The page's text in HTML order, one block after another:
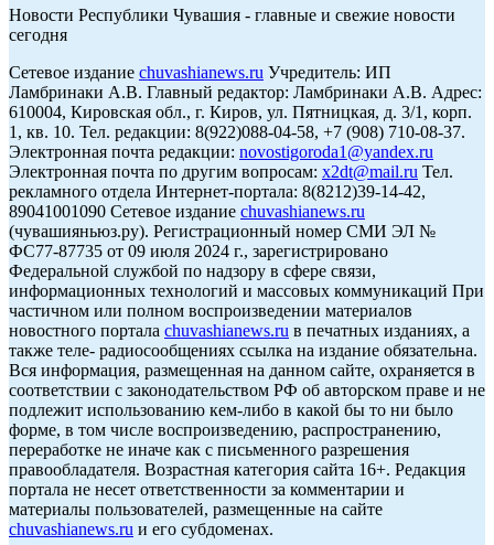
Новости Республики Чувашия - главные и свежие новости
сегодня
Сетевое издание chuvashianews.ru Учредитель: ИП
Ламбринаки А.В. Главный редактор: Ламбринаки А.В. Адрес:
610004, Кировская обл., г. Киров, ул. Пятницкая, д. 3/1, корп.
1, кв. 10. Тел. редакции: 8(922)088-04-58, +7 (908) 710-08-37.
Электронная почта редакции: novostigoroda1@yandex.ru
Электронная почта по другим вопросам: x2dt@mail.ru Тел.
рекламного отдела Интернет-портала: 8(8212)39-14-42,
89041001090 Сетевое издание chuvashianews.ru
(чувашияньюз.ру). Регистрационный номер СМИ ЭЛ №
ФС77-87735 от 09 июля 2024 г., зарегистрировано
Федеральной службой по надзору в сфере связи,
информационных технологий и массовых коммуникаций При
частичном или полном воспроизведении материалов
новостного портала chuvashianews.ru в печатных изданиях, а
также теле- радиосообщениях ссылка на издание обязательна.
Вся информация, размещенная на данном сайте, охраняется в
соответствии с законодательством РФ об авторском праве и не
подлежит использованию кем-либо в какой бы то ни было
форме, в том числе воспроизведению, распространению,
переработке не иначе как с письменного разрешения
правообладателя. Возрастная категория сайта 16+. Редакция
портала не несет ответственности за комментарии и
материалы пользователей, размещенные на сайте
chuvashianews.ru и его субдоменах.